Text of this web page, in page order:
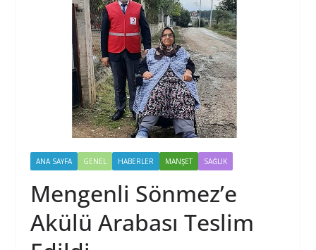
ANA SAYFA GENEL HABERLER MANŞET SAĞLIK
Mengenli Sönmez’e
Akülü Arabası Teslim